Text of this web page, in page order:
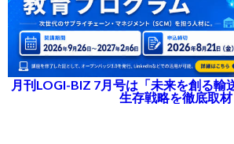
月刊LOGI-BIZ 7月号は「未来を創る輸
生存戦略を徹底取材